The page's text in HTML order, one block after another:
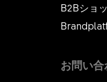
お問い
B2Bショ